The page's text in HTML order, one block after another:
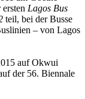
Lagos Bus
teil, bei der Busse
– von Lagos
auf Okwui
der 56. Biennale